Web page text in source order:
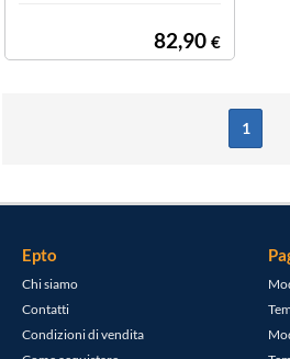
82,90 €
1
Epto
Chi siamo
Contatti
Condizioni di vendita